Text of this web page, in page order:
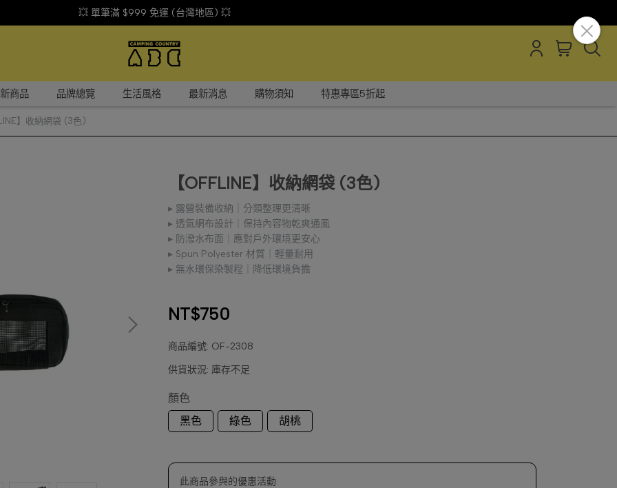
💥 單筆滿 $999 免運 (台灣地區) 💥
商品 品牌總覽 生活風格 最新消息 購物須知 特惠專區5折起
】收納網袋 (3色)
【OFFLINE】收納網袋 (3色)
▸ 露營裝備收納｜分類整理更清晰
▸ 透氣網布設計｜保持內容物乾爽通風
▸ 防潑水布面｜應對戶外環境更安心
▸ Spun Polyester 材質｜輕量耐用
▸ 無水環保染製程｜降低環境負擔
NT$750
商品編號: OF-2308
供貨狀況: 庫存不足
顏色
黑色
綠色 胡桃
此商品參與的優惠活動